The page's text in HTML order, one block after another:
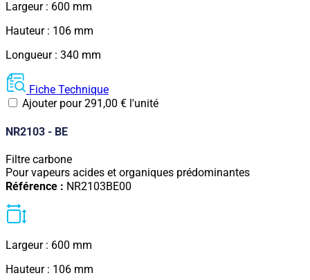
Largeur : 600 mm
Hauteur : 106 mm
Longueur : 340 mm
Fiche Technique
Ajouter pour291,00 € l'unité
NR2103 - BE
Filtre carbone
Pour vapeurs acides et organiques prédominantes
Référence : NR2103BE00
Largeur : 600 mm
Hauteur : 106 mm